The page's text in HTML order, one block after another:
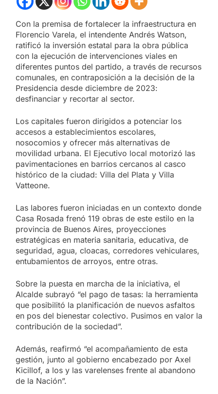
Con la premisa de fortalecer la infraestructura en
Florencio Varela, el intendente Andrés Watson,
ratificó la inversión estatal para la obra pública
con la ejecución de intervenciones viales en
diferentes puntos del partido, a través de recursos
comunales, en contraposición a la decisión de la
Presidencia desde diciembre de 2023:
desfinanciar y recortar al sector.
Los capitales fueron dirigidos a potenciar los
accesos a establecimientos escolares,
nosocomios y ofrecer más alternativas de
movilidad urbana. El Ejecutivo local motorizó las
pavimentaciones en barrios cercanos al casco
histórico de la ciudad: Villa del Plata y Villa
Vatteone.
Las labores fueron iniciadas en un contexto donde
Casa Rosada frenó 119 obras de este estilo en la
provincia de Buenos Aires, proyecciones
estratégicas en materia sanitaria, educativa, de
seguridad, agua, cloacas, corredores vehiculares,
entubamientos de arroyos, entre otras.
Sobre la puesta en marcha de la iniciativa, el
Alcalde subrayó “el pago de tasas: la herramienta
que posibilitó la planificación de nuevos asfaltos
en pos del bienestar colectivo. Pusimos en valor la
contribución de la sociedad”.
Además, reafirmó “el acompañamiento de esta
gestión, junto al gobierno encabezado por Axel
Kicillof, a los y las varelenses frente al abandono
de la Nación”.